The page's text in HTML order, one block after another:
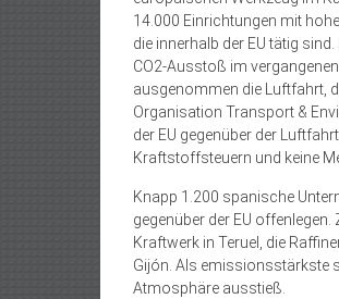
14.000 Einrichtungen mit
die innerhalb der EU tätig
CO2-Ausstoß im
ausgenommen die Luftfahrt,
Organisation Transport &
der EU gegenüber der
Kraftstoffsteuern und keine
Knapp 1.200 spanische
gegenüber der EU
Kraftwerk in Teruel, die
Gijón. Als emissionsstärkste
Atmosphäre ausstieß.